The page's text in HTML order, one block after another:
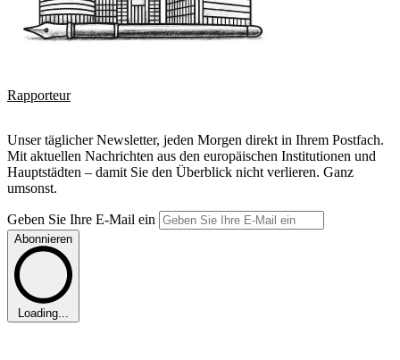
Rapporteur
Unser täglicher Newsletter, jeden Morgen direkt in Ihrem Postfach.
Mit aktuellen Nachrichten aus den europäischen Institutionen und
Hauptstädten – damit Sie den Überblick nicht verlieren. Ganz
umsonst.
Geben Sie Ihre E-Mail ein
Abonnieren
Loading...